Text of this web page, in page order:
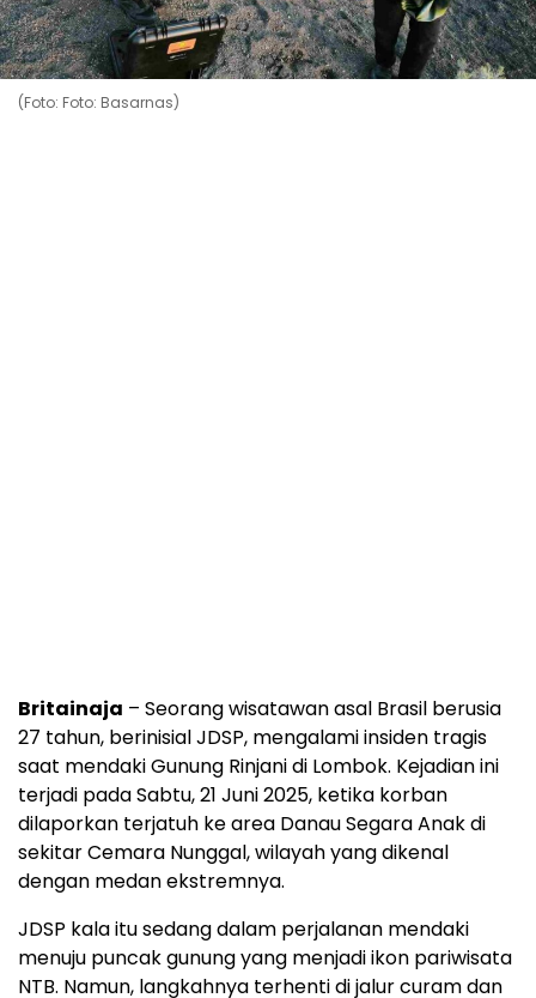
(Foto: Foto: Basarnas)
Britainaja – Seorang wisatawan asal Brasil berusia
27 tahun, berinisial JDSP, mengalami insiden tragis
saat mendaki Gunung Rinjani di Lombok. Kejadian ini
terjadi pada Sabtu, 21 Juni 2025, ketika korban
dilaporkan terjatuh ke area Danau Segara Anak di
sekitar Cemara Nunggal, wilayah yang dikenal
dengan medan ekstremnya.
JDSP kala itu sedang dalam perjalanan mendaki
menuju puncak gunung yang menjadi ikon pariwisata
NTB. Namun, langkahnya terhenti di jalur curam dan